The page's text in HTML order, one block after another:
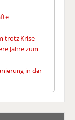
trotz Krise
Jahre zum
in der